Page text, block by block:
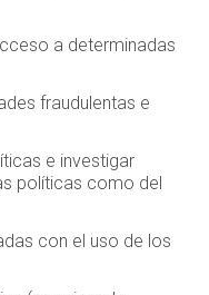
a determinadas
fraudulentas e
e investigar
políticas como del
con el uso de los